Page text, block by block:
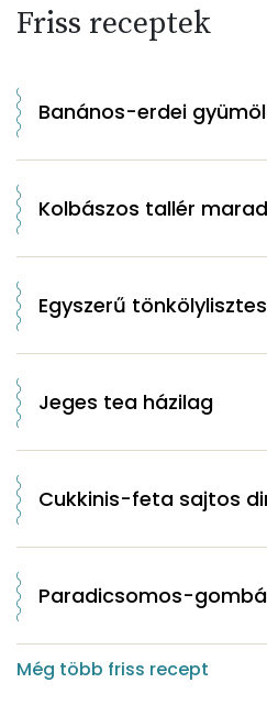
Friss receptek
Banános-erdei
Kolbászos tallér
Egyszerű
Jeges tea házilag
Cukkinis-feta sajtos
Paradicsomos-
Még több friss recept